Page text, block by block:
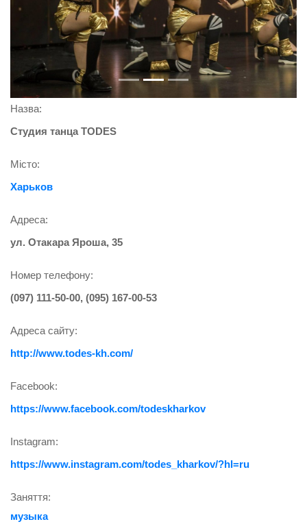
Назва:
Студия танца TОDES
Місто:
Харьков
Адреса:
ул. Отакара Яроша, 35
Номер телефону:
(097) 111-50-00, (095) 167-00-53
Адреса сайту:
http://www.todes-kh.com/
Facebook:
https://www.facebook.com/todeskharkov
Instagram:
https://www.instagram.com/todes_kharkov/?hl=ru
Заняття:
музыка